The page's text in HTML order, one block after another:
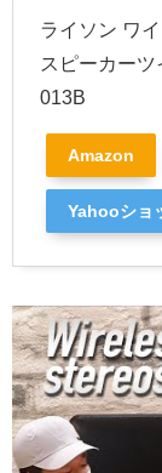
ライソン ワ
スピーカー
013B
Amazon
Yahooショ